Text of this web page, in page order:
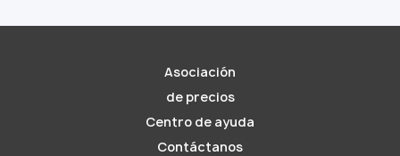
Asociación
de precios
Centro de ayuda
Contáctanos